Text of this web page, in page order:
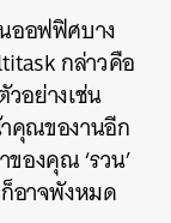
ออฟฟิศบาง
กล่าวคือ
อย่างเช่น
คุณของานอีก
องคุณ ‘รวน’
อาจพังหมด